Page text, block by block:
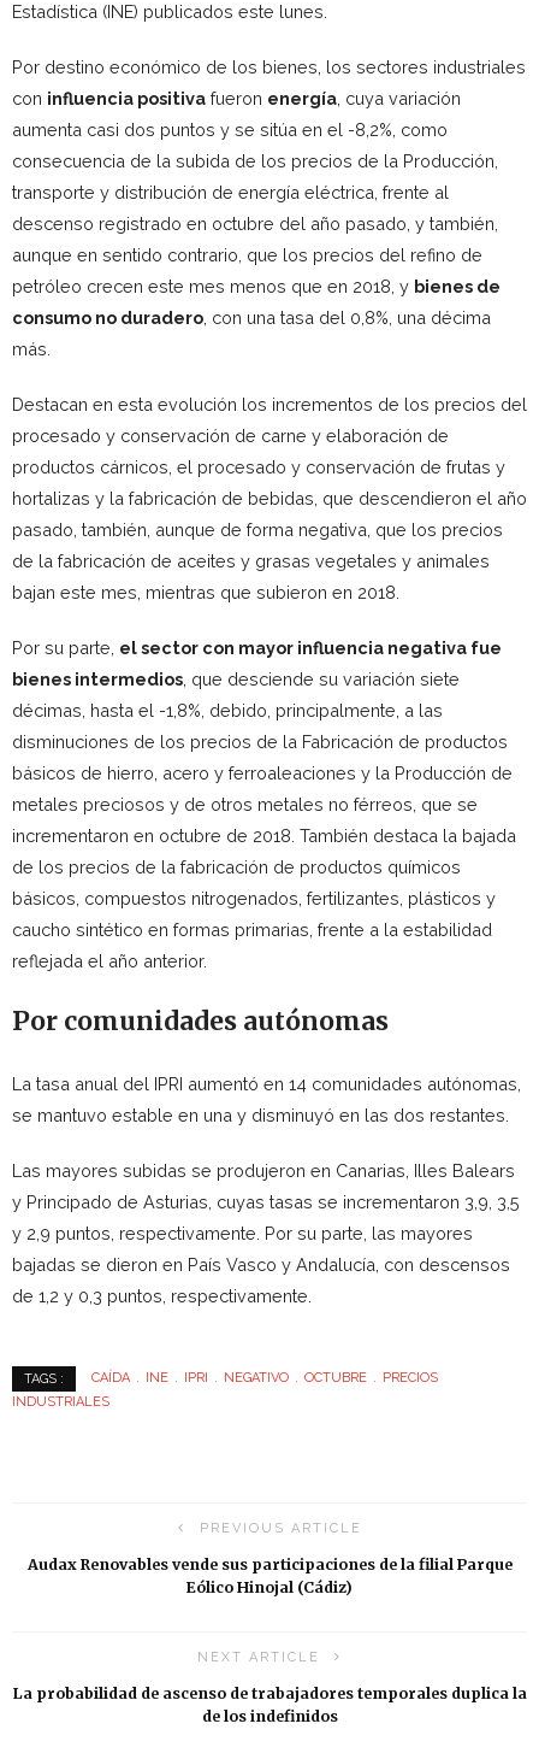
Estadística (INE) publicados este lunes.
Por destino económico de los bienes, los sectores industriales
con influencia positiva fueron energía , cuya variación
aumenta casi dos puntos y se sitúa en el -8,2%, como
consecuencia de la subida de los precios de la Producción,
transporte y distribución de energía eléctrica, frente al
descenso registrado en octubre del año pasado, y también,
aunque en sentido contrario, que los precios del refino de
petróleo crecen este mes menos que en 2018, y bienes de
consumo no duradero , con una tasa del 0,8%, una décima
más.
Destacan en esta evolución los incrementos de los precios del
procesado y conservación de carne y elaboración de
productos cárnicos, el procesado y conservación de frutas y
hortalizas y la fabricación de bebidas, que descendieron el año
pasado, también, aunque de forma negativa, que los precios
de la fabricación de aceites y grasas vegetales y animales
bajan este mes, mientras que subieron en 2018.
Por su parte, el sector con mayor influencia negativa fue
bienes intermedios , que desciende su variación siete
décimas, hasta el -1,8%, debido, principalmente, a las
disminuciones de los precios de la Fabricación de productos
básicos de hierro, acero y ferroaleaciones y la Producción de
metales preciosos y de otros metales no férreos, que se
incrementaron en octubre de 2018. También destaca la bajada
de los precios de la fabricación de productos químicos
básicos, compuestos nitrogenados, fertilizantes, plásticos y
caucho sintético en formas primarias, frente a la estabilidad
reflejada el año anterior.
Por comunidades autónomas
La tasa anual del IPRI aumentó en 14 comunidades autónomas,
se mantuvo estable en una y disminuyó en las dos restantes.
Las mayores subidas se produjeron en Canarias, Illes Balears
y Principado de Asturias, cuyas tasas se incrementaron 3,9, 3,5
y 2,9 puntos, respectivamente. Por su parte, las mayores
bajadas se dieron en País Vasco y Andalucía, con descensos
de 1,2 y 0,3 puntos, respectivamente.
TAGS : CAÍDA INE IPRI NEGATIVO OCTUBRE
PRECIOS
INDUSTRIALES
PREVIOUS ARTICLE
Audax Renovables vende sus participaciones de la filial Parque
Eólico Hinojal (Cádiz)
NEXT ARTICLE
La probabilidad de ascenso de trabajadores temporales duplica la
de los indefinidos